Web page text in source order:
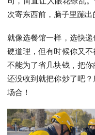
次寄东西前，脑子里蹦出
就像选餐馆一样，选快
硬道理，但有时候你又
不能为了省几块钱，把
还没收到就把你炒了吧
场合！